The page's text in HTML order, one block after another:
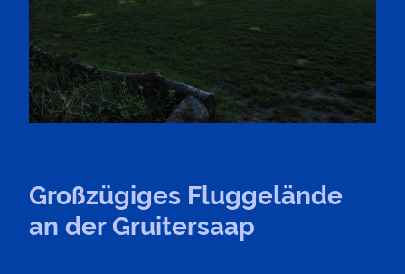
Großzügiges Fluggelände
an der Gruitersaap